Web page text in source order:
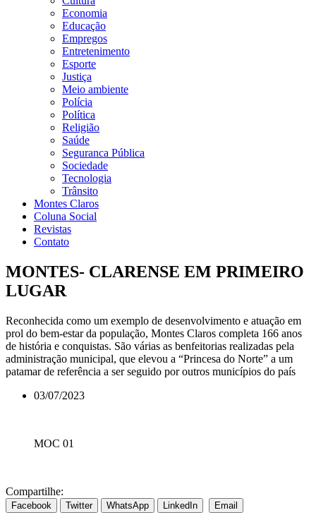
Economia
Educação
Empregos
Entretenimento
Esporte
Justiça
Meio ambiente
Polícia
Política
Religião
Saúde
Seguranca Pública
Sociedade
Tecnologia
Trânsito
Montes Claros
Coluna Social
Revistas
Contato
MONTES- CLARENSE EM PRIMEIRO
LUGAR
Reconhecida como um exemplo de desenvolvimento e atuação em
prol do bem-estar da população, Montes Claros completa 166 anos
de história e conquistas. São várias as benfeitorias realizadas pela
administração municipal, que elevou a “Princesa do Norte” a um
patamar de referência a ser seguido por outros municípios do país
03/07/2023
MOC 01
Compartilhe:
Facebook Twitter WhatsApp LinkedIn Email